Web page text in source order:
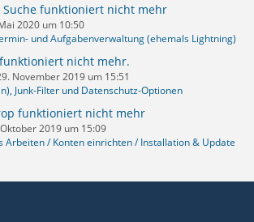
Suche funktioniert nicht mehr
2020 um 10:50
und Aufgabenverwaltung (ehemals Lightning)
nicht mehr.
November 2019 um 15:51
Junk-Filter und Datenschutz-Optionen
funktioniert nicht mehr
2019 um 15:09
Arbeiten / Konten einrichten / Installation & Update